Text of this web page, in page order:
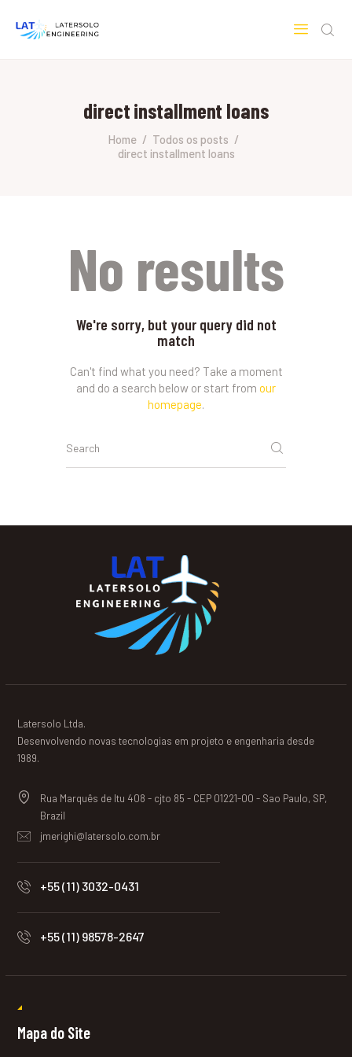
direct installment loans
Home
Todos os posts
direct installment loans
HOME
SOBRE A LATERSOLO
ENGINEERING
No results
We're sorry, but your query did not
match
Can't find what you need? Take a moment
and do a search below or start from our
homepage.
Latersolo Ltda.
Desenvolvendo novas tecnologias em projeto e engenharia desde
1989.
Rua Marquês de Itu 408 - cjto 85 - CEP 01221-00 - Sao Paulo, SP,
Brazil
jmerighi@latersolo.com.br
+55 (11) 3032-0431
+55 (11) 98578-2647
Mapa do Site